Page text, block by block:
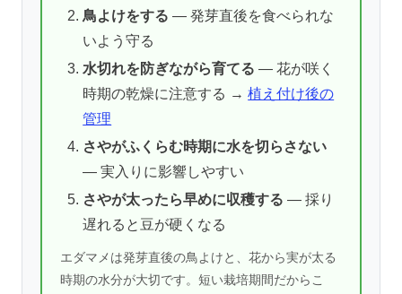
鳥よけをする — 発芽直後を食べられな
いよう守る
水切れを防ぎながら育てる — 花が咲く
時期の乾燥に注意する →植え付け後の
管理
さやがふくらむ時期に水を切らさない
— 実入りに影響しやすい
さやが太ったら早めに収穫する — 採り
遅れると豆が硬くなる
エダマメは発芽直後の鳥よけと、花から実が太る
時期の水分が大切です。短い栽培期間だからこ